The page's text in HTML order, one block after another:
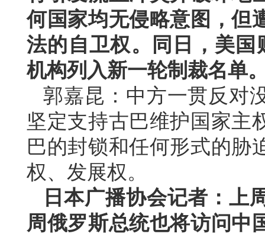
何国家均无侵略意图，但
法的自卫权。同日，美
机构列入新一轮制裁名单
郭嘉昆：中方一贯反对
坚定支持古巴维护国家主
巴的封锁和任何形式的胁
权、发展权。
日本广播协会记者：上
周俄罗斯总统也将访问中